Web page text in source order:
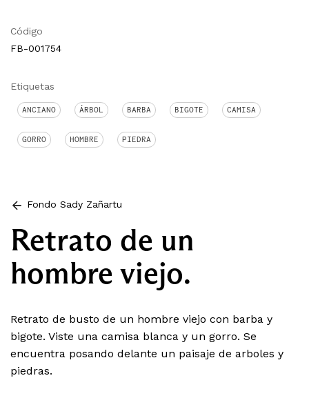
Código
FB-001754
Etiquetas
ANCIANO ÁRBOL BARBA BIGOTE CAMISA
GORRO HOMBRE PIEDRA
Fondo Sady Zañartu
Retrato de un
hombre viejo.
Retrato de busto de un hombre viejo con barba y
bigote. Viste una camisa blanca y un gorro. Se
encuentra posando delante un paisaje de arboles y
piedras.